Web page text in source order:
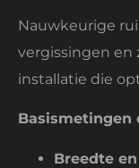
Nauwkeurige
vergissingen en
installatie die
Basismetingen
Breedte